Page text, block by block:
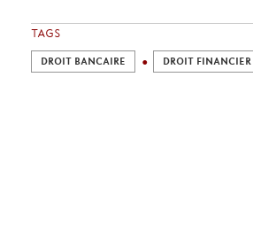
TAGS
DROIT BANCAIRE DROIT FINANCIER